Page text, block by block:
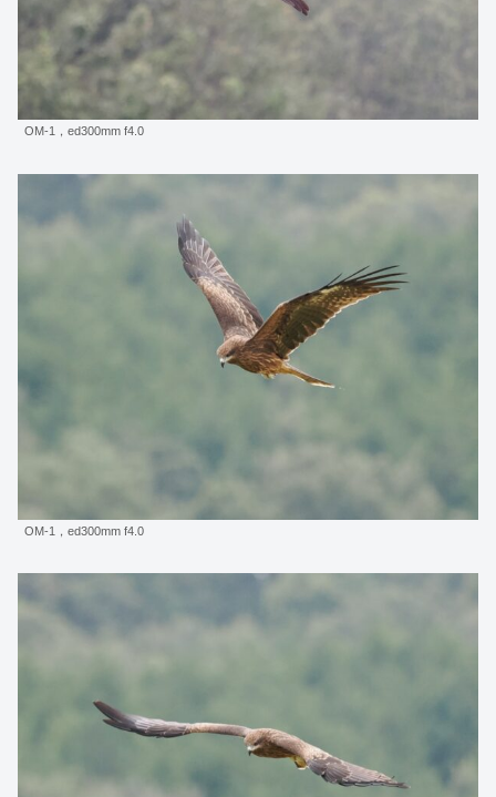
OM-1，ed300mm f4.0
OM-1，ed300mm f4.0